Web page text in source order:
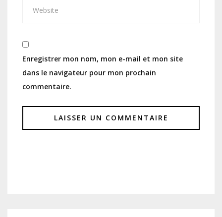
Enregistrer mon nom, mon e-mail et mon site
dans le navigateur pour mon prochain
commentaire.